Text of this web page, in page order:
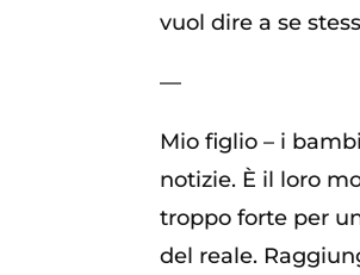
vuol dire a se
—
Mio figlio – i
notizie. È il loro
troppo forte per
del reale.